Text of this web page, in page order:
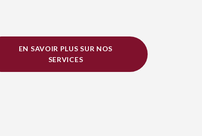
EN SAVOIR PLUS SUR NOS
SERVICES